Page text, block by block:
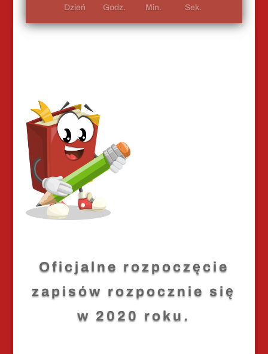
Dzień Godz. Min. Sek.
Oficjalne rozpoczęcie
zapisów rozpocznie się
w 2020 roku.